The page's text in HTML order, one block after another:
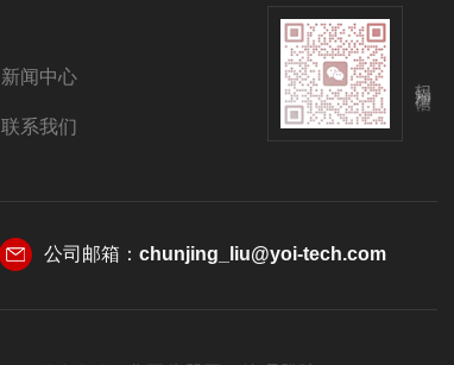
新闻中心
联系我们
公司邮箱： chunjing_liu@yoi-tech.com